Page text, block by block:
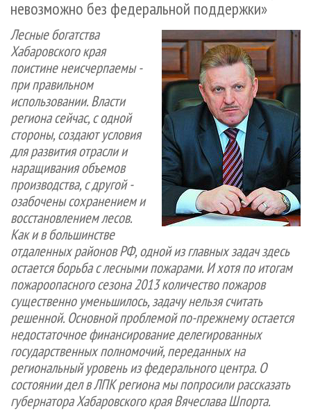
СУШКА ДРЕВЕСИНЫ
ПРОИЗВОДСТВО ДРЕВЕСНЫХ ПЛИТ
ДЕРЕВЯННОЕ ДОМОСТРОЕНИЕ
ПРОИЗВОДСТВО МЕБЕЛИ
БИОЭНЕРГЕТИКА
ЦБП
ИНСТРУМЕНТ И МАТЕРИАЛЫ
ПЕРСОНЫ
МОБИЛЬНЫЕ ВЫСТАВКИ
ОФИЦИАЛЬНЫЕ ДЕЛЕГАЦИИ
ПРИОРИТЕТНЫЕ ИНВЕСТПРОЕКТЫ
RUSSIAN FORESTRY REVIEW
ГАЗЕТА ЛЕСПРОМФОРУМ
БИБЛИОТЕКА СПЕЦИАЛИСТА
КОНТАКТЫ
РЕКЛАМА
РЕКЛАМА НА САЙТЕ
невозможно без федеральной поддержки»
Лесные богатства
Хабаровского края
поистине неисчерпаемы -
при правильном
использовании. Власти
региона сейчас, с одной
стороны, создают условия
для развития отрасли и
наращивания объемов
производства, с другой -
озабочены сохранением и
восстановлением лесов.
Как и в большинстве
отдаленных районов РФ, одной из главных задач здесь
остается борьба с лесными пожарами. И хотя по итогам
пожароопасного сезона 2013 количество пожаров
существенно уменьшилось, задачу нельзя считать
решенной. Основной проблемой по-прежнему остается
недостаточное финансирование делегированных
государственных полномочий, переданных на
региональный уровень из федерального центра. О
состоянии дел в ЛПК региона мы попросили рассказать
губернатора Хабаровского края Вячеслава Шпорта.